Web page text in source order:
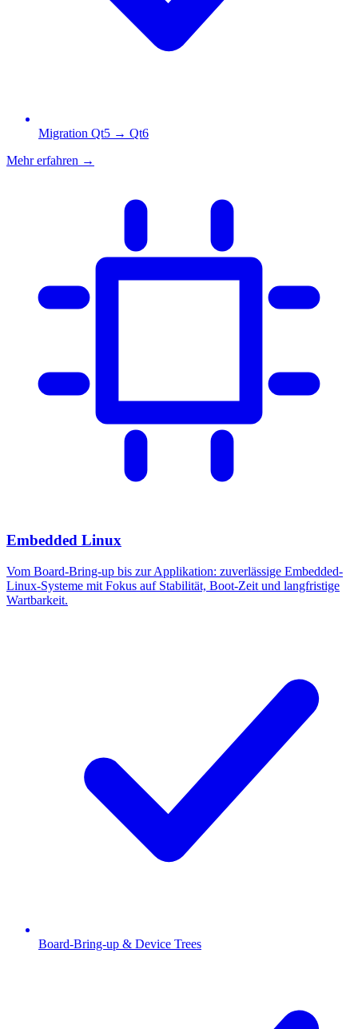
Migration Qt5 → Qt6
Mehr erfahren →
Embedded Linux
Vom Board-Bring-up bis zur Applikation: zuverlässige Embedded-
Linux-Systeme mit Fokus auf Stabilität, Boot-Zeit und langfristige
Wartbarkeit.
Board-Bring-up & Device Trees